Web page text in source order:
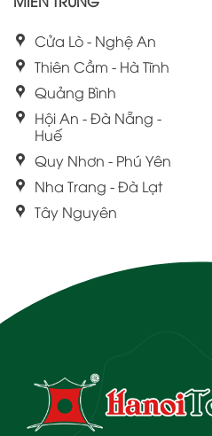
Cửa Lò - Nghệ An
Thiên Cầm - Hà Tĩnh
Quảng Bình
Hội An - Đà Nẵng -
Huế
Quy Nhơn - Phú Yên
Nha Trang - Đà Lạt
Tây Nguyên